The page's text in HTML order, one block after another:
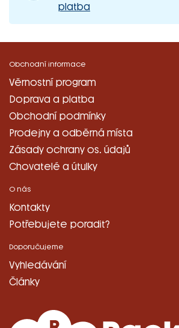
platba
Obchodní informace
Věrnostní program
Doprava a platba
Obchodní podmínky
Prodejny a odběrná místa
Zásady ochrany os. údajů
Chovatelé a útulky
O nás
Kontakty
Potřebujete poradit?
Doporučujeme
Vyhledávání
Články